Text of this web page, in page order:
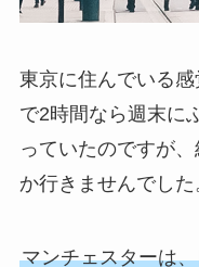
東京に住んでいる
で2時間なら週末に
っていたのですが
か行きませんでした
マンチェスターは